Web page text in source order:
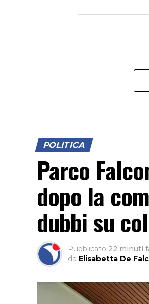
POLITICA
Parco
dopo la
dubbi su
Pubblicato 22 minuti
da Elisabetta De